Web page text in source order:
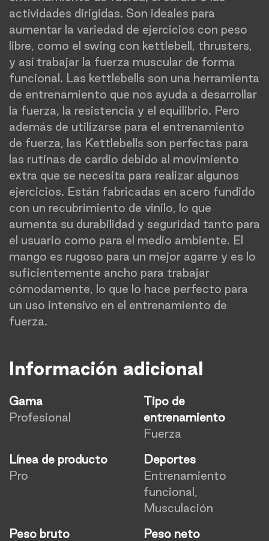
actividades dirigidas. Son ideales para
aumentar la variedad de ejercicios con peso
libre, como el swing con kettlebell, thrusters,
y así trabajar la fuerza muscular de forma
funcional. Las kettlebells son una herramienta
de entrenamiento que nos ayuda a desarrollar
la fuerza, la resistencia y el equilibrio. Pero
además de utilizarse para el entrenamiento
de fuerza, las Kettlebells son perfectas para
las rutinas de cardio debido al movimiento
extra que se necesita para realizar algunos
ejercicios. Están fabricadas en acero fundido
con un recubrimiento de vinilo, lo que
aumenta su durabilidad y seguridad tanto para
el usuario como para el medio ambiente. El
mango es rugoso para un mejor agarre y es lo
suficientemente ancho para trabajar
cómodamente, lo que lo hace perfecto para
un uso intensivo en el entrenamiento de
fuerza.
Información adicional
Gama
Profesional
Tipo de
entrenamiento
Fuerza
Línea de producto
Pro
Deportes
Entrenamiento
funcional,
Musculación
Peso bruto
Peso neto